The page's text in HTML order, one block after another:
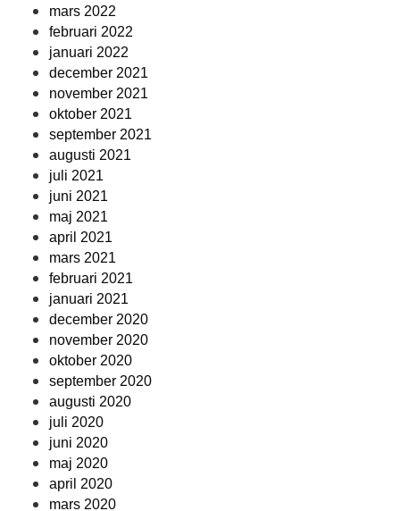
mars 2022
februari 2022
januari 2022
december 2021
november 2021
oktober 2021
september 2021
augusti 2021
juli 2021
juni 2021
maj 2021
april 2021
mars 2021
februari 2021
januari 2021
december 2020
november 2020
oktober 2020
september 2020
augusti 2020
juli 2020
juni 2020
maj 2020
april 2020
mars 2020